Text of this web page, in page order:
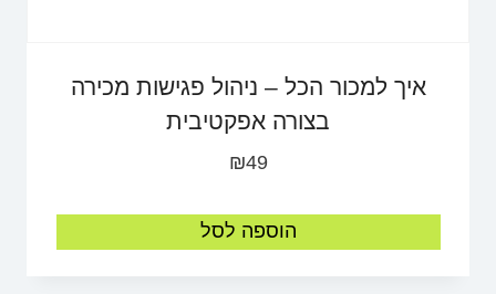
איך למכור הכל – ניהול פגישות מכירה
בצורה אפקטיבית
₪49
הוספה לסל